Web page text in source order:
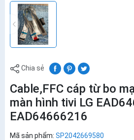
Chia sẻ
Cable,FFC cáp từ bo
màn hình tivi LG
EAD64666216
Mã sản phẩm: SP2042669580